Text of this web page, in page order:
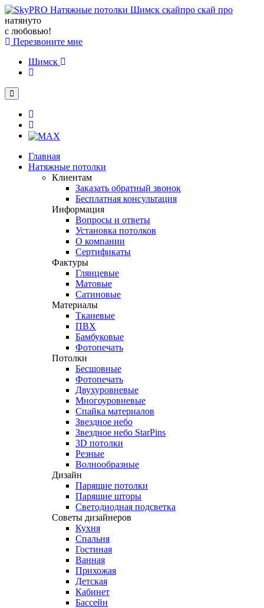
натянуто
с любовью!
Перезвоните мне
Шимск
Главная
Натяжные потолки
Клиентам
Заказать обратный звонок
Бесплатная консультация
Информация
Вопросы и ответы
Установка потолков
О компании
Сертификаты
Фактуры
Глянцевые
Матовые
Сатиновые
Материалы
Тканевые
ПВХ
Бамбуковые
Фотопечать
Потолки
Бесшовные
Фотопечать
Двухуровневые
Многоуровневые
Спайка материалов
Звездное небо
Звездное небо StarPins
3D потолки
Резные
Волнообразные
Дизайн
Парящие потолки
Парящие шторы
Светодиодная подсветка
Советы дизайнеров
Кухня
Спальня
Гостиная
Ванная
Прихожая
Детская
Кабинет
Бассейн